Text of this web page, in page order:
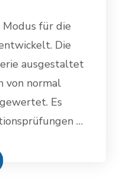
für die
Die
ausgestaltet
von normal
Es
…